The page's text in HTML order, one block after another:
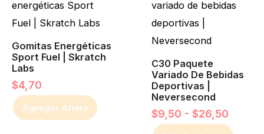
Gomitas Energéticas
Sport Fuel | Skratch
Labs
$4,70
Agregar Ahora
C30 Paquete
Variado De Bebidas
Deportivas |
Neversecond
$9,50 - $26,50
desde
tiene
múltiples
variantes.
Las
opciones
se
pueden